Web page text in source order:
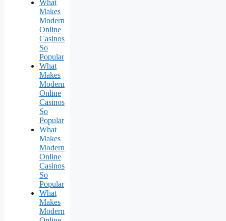
What
Makes
Modern
Online
Casinos
So
Popular
What
Makes
Modern
Online
Casinos
So
Popular
What
Makes
Modern
Online
Casinos
So
Popular
What
Makes
Modern